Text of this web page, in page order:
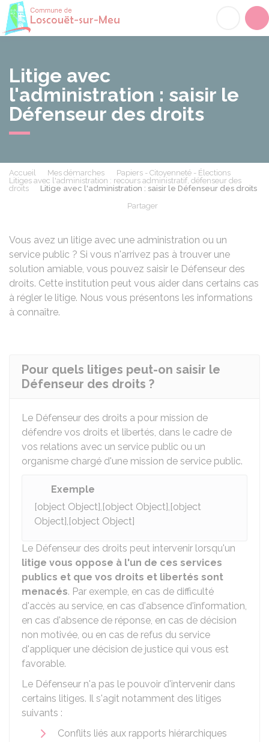
Litige avec
l'administration : saisir le
Défenseur des droits
Accueil Mes démarches
Papiers - Citoyenneté - Élections
Litiges avec l'administration : recours administratif, défenseur des
droits
Litige avec l'administration : saisir le Défenseur des droits
Partager
Vous avez un litige avec une administration ou un
service public ? Si vous n'arrivez pas à trouver une
solution amiable, vous pouvez saisir le Défenseur des
droits. Cette institution peut vous aider dans certains cas
à régler le litige. Nous vous présentons les informations
à connaître.
Pour quels litiges peut-on saisir le
Défenseur des droits ?
Le Défenseur des droits a pour mission de
défendre vos droits et libertés, dans le cadre de
vos relations avec un service public ou un
organisme chargé d'une mission de service public.
Exemple
[object Object],[object Object],[object
Object],[object Object]
Le Défenseur des droits peut intervenir lorsqu'un
litige vous oppose à l'un de ces services
publics et que vos droits et libertés sont
menacés. Par exemple, en cas de difficulté
d'accès au service, en cas d'absence d'information,
en cas d'absence de réponse, en cas de décision
non motivée, ou en cas de refus du service
d'appliquer une décision de justice qui vous est
favorable.
Le Défenseur n'a pas le pouvoir d'intervenir dans
certains litiges. Il s'agit notamment des litiges
suivants :
Conflits liés aux rapports hiérarchiques